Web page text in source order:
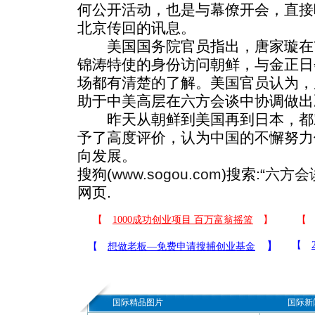
何公开活动，也是与幕僚开会，直
北京传回的讯息。
美国国务院官员指出，唐家璇在
锦涛特使的身份访问朝鲜，与金正
场都有清楚的了解。美国官员认为
助于中美高层在六方会谈中协调做
昨天从朝鲜到美国再到日本，都
予了高度评价，认为中国的不懈努
向发展。
搜狗(www.sogou.com)搜索:“六方会
网页.
国际精品图片 国际